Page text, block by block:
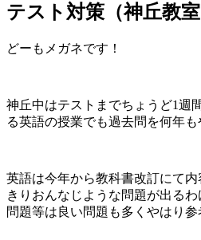
テスト対策（神丘教室
どーもメガネです！
神丘中はテストまでちょうど1週
る英語の授業でも過去問を何年も
英語は今年から教科書改訂にて
きりおんなじような問題が出る
問題等は良い問題も多くやはり参